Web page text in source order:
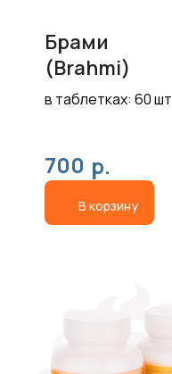
Брами
(Brahmi)
в таблетках: 60 шт
700 р.
В корзину